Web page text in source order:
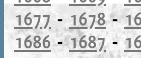
1677- 1678-
1686-1687-